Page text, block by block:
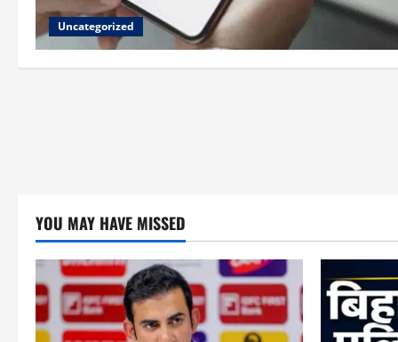
Uncategorized
YOU MAY HAVE MISSED